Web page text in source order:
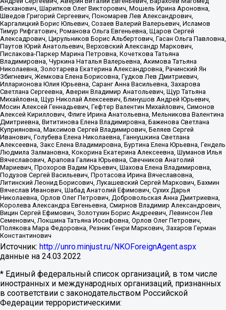
Бекханович, Шарипков Олег Викторович, Мошель Ирина Ароновна,
Шведов Григорий Сергеевич, Пономарев Лев Александрович,
Каргалицкий Борис Юльевич, Созаев Валерий Валерьевич, Исламов
Тимур Рифгатович, Романова Ольга Евгеньевна, Щаров Сергей
Алексадрович, Цирульников Борис Альбертович, Гасан Ольга Павловна,
Паутов Юрий Анатольевич, Верховский Александр Маркович,
Пислакова-Паркер Марина Петровна, Кочеткова Татьяна
Владимировна, Чуркина Наталья Валерьевна, Акимова Татьяна
Николаевна, Золотарева Екатерина Александровна, Рачинский Ян
Збигневич, Жемкова Елена Борисовна, Гудков Лев Дмитриевич,
Илларионова Юлия Юрьевна, Саранг Анна Васильевна, Захарова
Светлана Сергеевна, Аверин Владимир Анатольевич, Щур Татьяна
Михайловна, Щур Николай Алексеевич, Блинушов Андрей Юрьевич,
Мосин Алексей Геннадьевич, Гефтер Валентин Михайлович, Симонов
Алексей Кириллович, Флиге Ирина Анатольевна, Мельникова Валентина
Дмитриевна, Вититинова Елена Владимировна, Баженова Светлана
Куприяновна, Максимов Сергей Владимирович, Беляев Сергей
Иванович, Голубева Елена Николаевна, Ганнушкина Светлана
Алексеевна, Закс Елена Владимировна, Буртина Елена Юрьевна, Гендель
Людмила Залмановна, Кокорина Екатерина Алексеевна, Шуманов Илья
Вячеславович, Арапова Галина Юрьевна, Свечников Анатолий
Мариевич, Прохоров Вадим Юрьевич, Шахова Елена Владимировна,
Подузов Сергей Васильевич, Протасова Ирина Вячеславовна,
Литинский Леонид Борисович, Лукашевский Сергей Маркович, Бахмин
Вячеслав Иванович, Шабад Анатолий Ефимович, Сухих Дарья
Николаевна, Орлов Олег Петрович, Добровольская Анна Дмитриевна,
Королева Александра Евгеньевна, Смирнов Владимир Александрович,
Вицин Сергей Ефимович, Золотухин Борис Андреевич, Левинсон Лев
Семенович, Локшина Татьяна Иосифовна, Орлов Олег Петрович,
Полякова Мара Федоровна, Резник Генри Маркович, Захаров Герман
Константинович
Источник: http://unro.minjust.ru/NKOForeignAgent.aspx
данные на 24.03.2022
* Единый федеральный список организаций, в том числе
иностранных и международных организаций, признанных
в соответствии с законодательством Российской
Федерации террористическими: